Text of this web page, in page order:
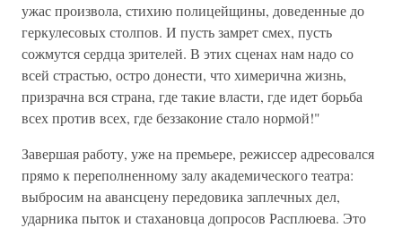
ужас произвола, стихию полицейщины, доведенные до
геркулесовых столпов. И пусть замрет смех, пусть
сожмутся сердца зрителей. В этих сценах нам надо со
всей страстью, остро донести, что химерична жизнь,
призрачна вся страна, где такие власти, где идет борьба
всех против всех, где беззаконие стало нормой!"
Завершая работу, уже на премьере, режиссер адресовался
прямо к переполненному залу академического театра:
выбросим на авансцену передовика заплечных дел,
ударника пыток и стахановца допросов Расплюева. Это